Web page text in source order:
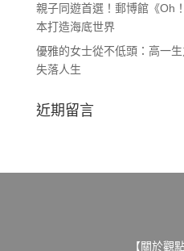
親子同遊首選！郵博館《Oh
本打造海底世界
優雅的女士從不低頭：高一
失落人生
近期留言
【關於觀